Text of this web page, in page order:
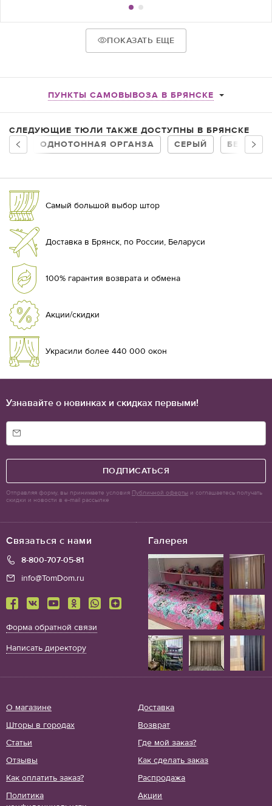
ПОКАЗАТЬ ЕЩЕ
ПУНКТЫ САМОВЫВОЗА В БРЯНСКЕ
СЛЕДУЮЩИЕ ТЮЛИ ТАКЖЕ ДОСТУПНЫ В БРЯНСКЕ
ОДНОТОННАЯ ОРГАНЗА
СЕРЫЙ БЕЛЫЙ
Самый большой выбор штор
Доставка в Брянск, по России, Беларуси
100% гарантия возврата и обмена
Акции/скидки
Украсили более 440 000 окон
Галерея
Связаться с нами
8-800-707-05-81
info@TomDom.ru
Форма обратной связи
Написать директору
О магазине
Доставка
Шторы в городах
Возврат
Статьи
Где мой заказ?
Отзывы
Как сделать заказ
Как оплатить заказ?
Распродажа
Политика
Акции
Узнавайте о новинках и скидках первыми!
ПОДПИСАТЬСЯ
Отправляя форму, вы принимаете условия Публичной оферты и соглашаетесь получать
скидки и новости в e-mail рассылке